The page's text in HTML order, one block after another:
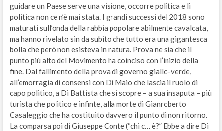
guidare un Paese serve una visione, occorre politica e lì
politica non ce n’è mai stata. I grandi successi del 2018 sono
maturati sull’onda della rabbia popolare abilmente cavalcata,
ma hanno rivelato sin da subito che tutto era una gigantesca
bolla che però non esisteva in natura. Prova ne sia che il
punto più alto del Movimento ha coinciso con l’inizio della
fine. Dal fallimento della prova di governo giallo-verde,
all’emorragia di consensi con Di Maio che lascia il ruolo di
capo politico, a Di Battista che si scopre – a sua insaputa – più
turista che politico e infinte, alla morte di Gianroberto
Casaleggio che ha costituito davvero il punto di non ritorno.
La comparsa poi di Giuseppe Conte (“chi c… è?” Ebbe a dire Di